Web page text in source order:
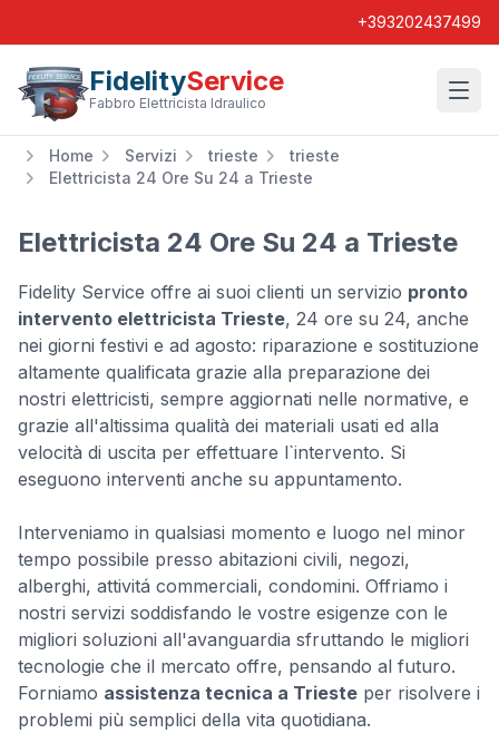
+393202437499
FidelityService
Fabbro Elettricista Idraulico
Home Servizi trieste
trieste
Elettricista 24 Ore Su 24 a Trieste
Elettricista 24 Ore Su 24 a Trieste
Fidelity Service offre ai suoi clienti un servizio pronto
intervento elettricista Trieste, 24 ore su 24, anche
nei giorni festivi e ad agosto: riparazione e sostituzione
altamente qualificata grazie alla preparazione dei
nostri elettricisti, sempre aggiornati nelle normative, e
grazie all'altissima qualità dei materiali usati ed alla
velocità di uscita per effettuare l`intervento. Si
eseguono interventi anche su appuntamento.
Interveniamo in qualsiasi momento e luogo nel minor
tempo possibile presso abitazioni civili, negozi,
alberghi, attivitá commerciali, condomini. Offriamo i
nostri servizi soddisfando le vostre esigenze con le
migliori soluzioni all'avanguardia sfruttando le migliori
tecnologie che il mercato offre, pensando al futuro.
Forniamo assistenza tecnica a Trieste per risolvere i
problemi più semplici della vita quotidiana.